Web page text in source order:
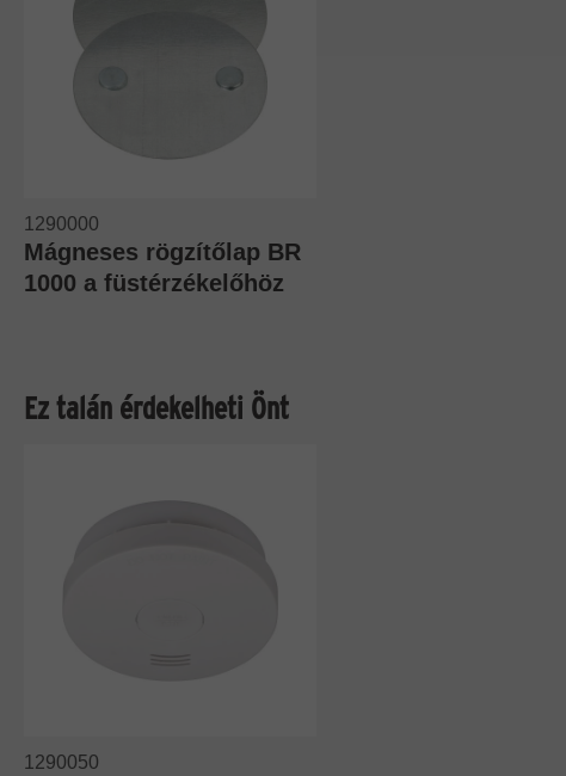
1290000
Mágneses rögzítőlap BR
1000 a füstérzékelőhöz
Ez talán érdekelheti Önt
1290050